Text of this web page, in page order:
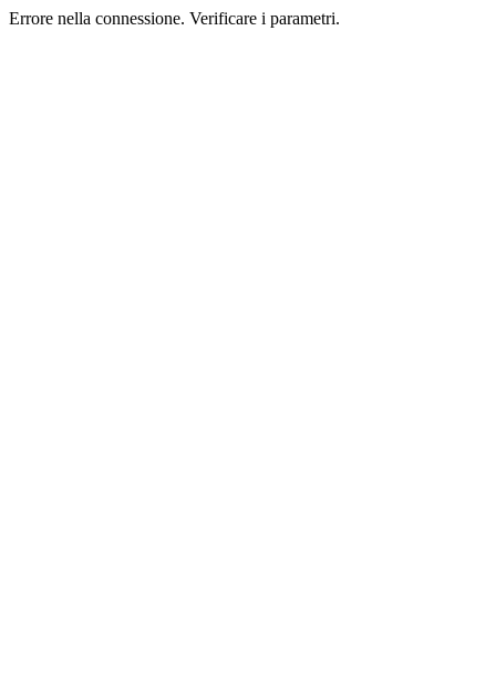
Errore nella connessione. Verificare i parametri.